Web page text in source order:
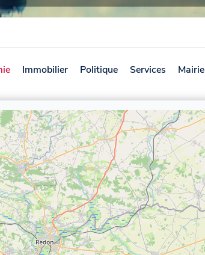
Immobilier Politique Services Mairie